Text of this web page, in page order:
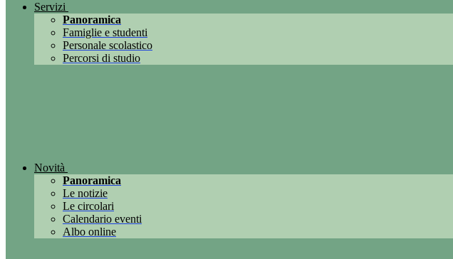
Servizi
Panoramica
Famiglie e studenti
Personale scolastico
Percorsi di studio
Novità
Panoramica
Le notizie
Le circolari
Calendario eventi
Albo online